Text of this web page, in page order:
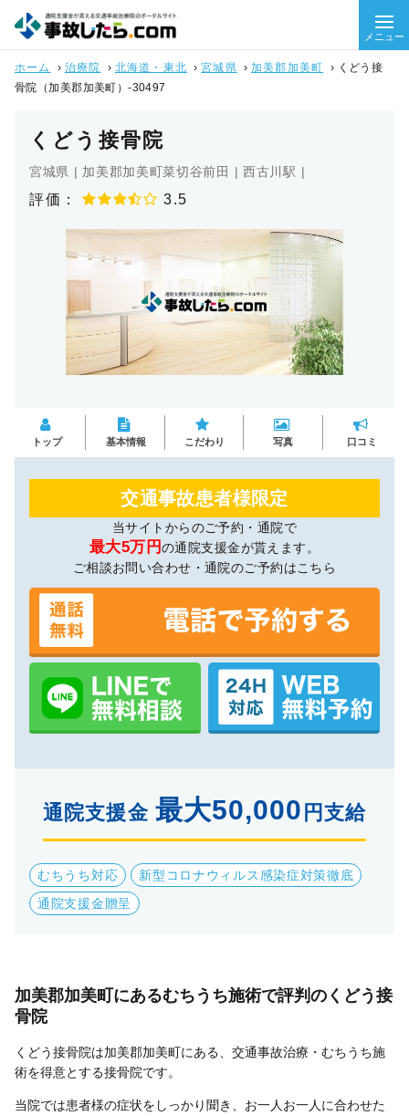
メニュー
ホーム › 治療院 › 北海道・東北 ›宮城県 ›加美郡加美町 › くどう接
骨院（加美郡加美町）-30497
くどう接骨院
宮城県 | 加美郡加美町菜切谷前田 | 西古川駅 |
評価： 3.5
トップ 基本情報 こだわり 写真 口コミ
交通事故患者様限定
当サイトからのご予約・通院で
最大5万円の通院支援金が貰えます。
ご相談お問い合わせ・通院のご予約はこちら
通院支援金 最大50,000 円支給
むちうち対応
新型コロナウィルス感染症対策徹底
通院支援金贈呈
加美郡加美町にあるむちうち施術で評判のくどう接
骨院
くどう接骨院は加美郡加美町にある、交通事故治療・むちうち施
術を得意とする接骨院です。
当院では患者様の症状をしっかり聞き、お一人お一人に合わせた